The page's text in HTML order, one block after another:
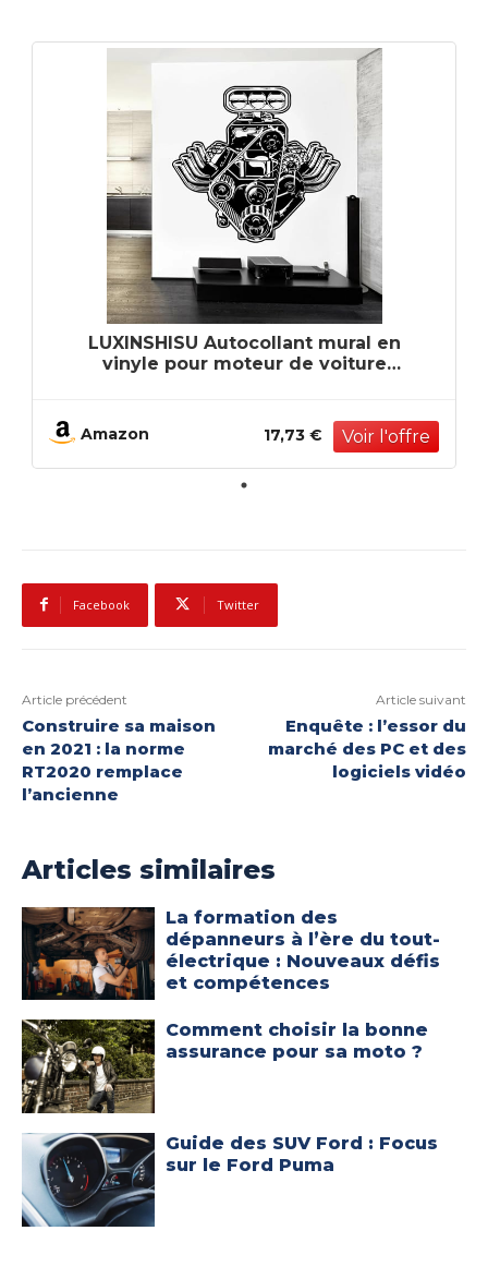
LUXINSHISU Autocollant mural en
vinyle pour moteur de voiture
papier peint artistique
Amazon 17,73 €
Facebook Twitter
Article précédent
Construire sa maison
en 2021 : la norme
RT2020 remplace
l’ancienne
Article suivant
Enquête : l’essor du
marché des PC et des
logiciels vidéo
Articles similaires
La formation des
dépanneurs à l’ère du tout-
électrique : Nouveaux défis
et compétences
Comment choisir la bonne
assurance pour sa moto ?
Guide des SUV Ford : Focus
sur le Ford Puma